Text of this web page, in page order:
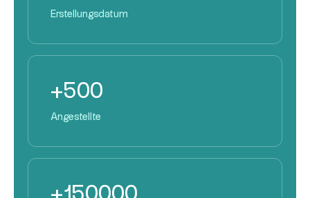
Erstellungsdatum
+500
Angestellte